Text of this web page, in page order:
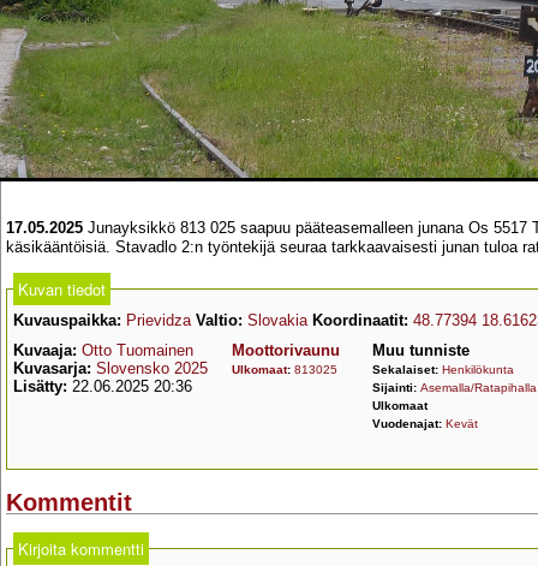
17.05.2025 Junayksikkö 813 025 saapuu pääteasemalleen junana Os
käsikääntöisiä. Stavadlo 2:n työntekijä seuraa tarkkaavaisesti junan tuloa
Kuvan tiedot
Kuvauspaikka: Prievidza Valtio: Slovakia Koordinaatit: 48.77394
Kuvaaja: Otto Tuomainen
Kuvasarja: Slovensko 2025
Lisätty: 22.06.2025 20:36
Moottorivaunu
Ulkomaat: 813025
Muu tunniste
Sekalaiset: Henkilökunta
Sijainti: Asemalla/Ratapihalla
Ulkomaat
Vuodenajat: Kevät
Kommentit
Kirjoita kommentti